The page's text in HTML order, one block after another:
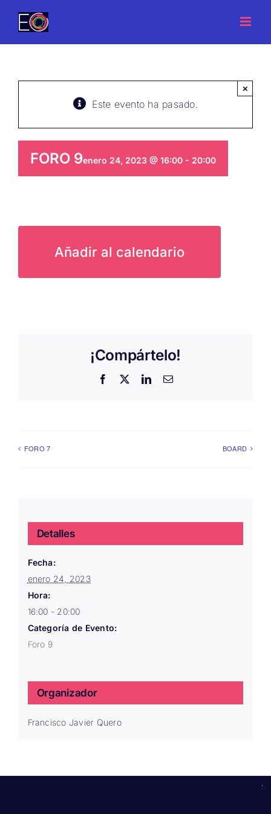
Este evento ha pasado.
×
FORO 9enero 24, 2023 @ 16:00 - 20:00
Añadir al calendario
¡Compártelo!
Facebook LinkedInCorreo
FORO 7 BOARD
Detalles
Fecha:
enero 24, 2023
Hora:
16:00 - 20:00
Categoría de Evento:
Foro 9
Organizador
Francisco Javier Quero